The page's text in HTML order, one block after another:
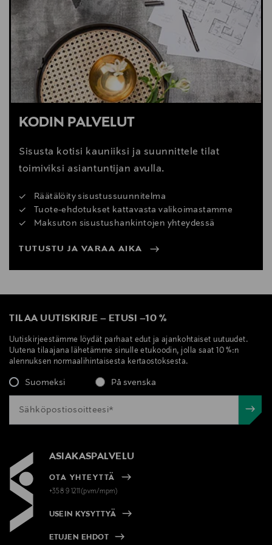
Digitaalinen osoite
mail@karupdesign.com
KODIN PALVELUT
Sisusta kotisi kauniiksi ja suunnittele tilat
toimiviksi asiantuntijan avulla.
Räätälöity sisustussuunnitelma
Tuote-ehdotukset kattavasta valikoimastamme
Maksuton sisustushankintojen yhteydessä
TUTUSTU JA VARAA AIKA
TILAA UUTISKIRJE – ETUSI –10 %
Uutiskirjeestämme löydät parhaat edut ja ajankohtaiset uutuudet.
Uutena tilaajana lähetämme sinulle etukoodin, jolla saat 10 %:n
alennuksen normaalihintaisesta kertaostoksesta.
Suomeksi På svenska
ASIAKASPALVELU
OTA YHTEYTTÄ
+358 9 1211(pvm/mpm)
USEIN KYSYTTYÄ
ETUJEN EHDOT